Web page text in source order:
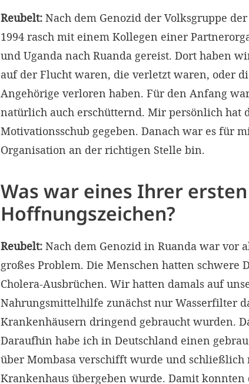
Reubelt: Nach dem Genozid der Volksgruppe
1994 rasch mit einem Kollegen einer
und Uganda nach Ruanda gereist. Dort haben
auf der Flucht waren, die verletzt waren, oder
Angehörige verloren haben. Für den Anfang
natürlich auch erschütternd. Mir persönlich hat
Motivationsschub gegeben. Danach war es für
Organisation an der richtigen Stelle bin.
Was war eines Ihrer
Hoffnungszeichen?
Reubelt: Nach dem Genozid in Ruanda war vor
großes Problem. Die Menschen hatten
Cholera-Ausbrüchen. Wir hatten damals auf
Nahrungsmittelhilfe zunächst nur Wasserfilter
Krankenhäusern dringend gebraucht wurden.
Daraufhin habe ich in Deutschland einen
über Mombasa verschifft wurde und
Krankenhaus übergeben wurde. Damit